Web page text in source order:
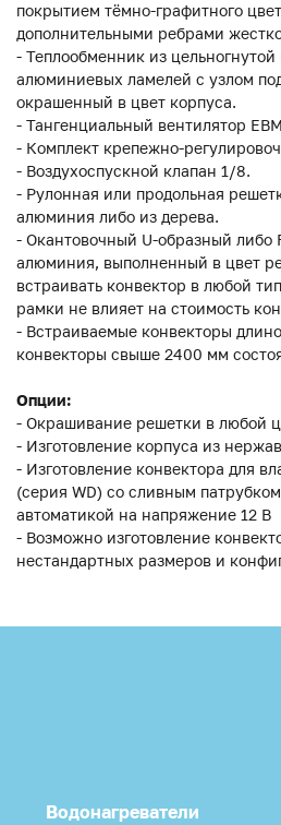
покрытием тёмно-графитного
дополнительными ребрами
- Теплообменник из
алюминиевых ламелей с узлом
окрашенный в цвет корпуса.
- Тангенциальный вентилятор
- Комплект крепежно-
- Воздухоспускной клапан 1/8.
- Рулонная или продольная
алюминия либо из дерева.
- Окантовочный U-образный либо
алюминия, выполненный в цвет
встраивать конвектор в любой
рамки не влияет на стоимость
- Встраиваемые конвекторы
конвекторы свыше 2400 мм
Опции:
- Окрашивание решетки в любой
- Изготовление корпуса из
- Изготовление конвектора для
(серия WD) со сливным
автоматикой на напряжение 12 В
- Возможно изготовление
нестандартных размеров и
Водонагреватели